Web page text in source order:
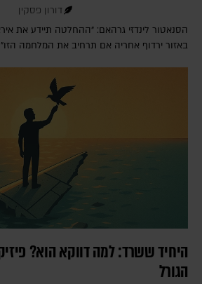
דורון פסקין
הסנאטור לינדזי גרהאם: "ההחלטה תיידע את
באזור ירדוף אחריה אם תרחיב את המלחמה הזו"
היחיד ששרד: למה דווקא הוא?
הגורל